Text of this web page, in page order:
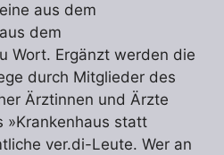
aus dem
dem
Wort. Ergänzt werden die
durch Mitglieder des
Ärztinnen und Ärzte
»Krankenhaus statt
ver.di-Leute. Wer an